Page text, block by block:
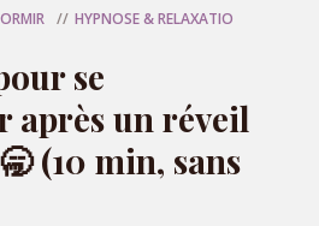
pour qu'on aille
:
SÉANCE
HYPNOSE & RELAXATIO
se
après un réveil
(10 min, sans